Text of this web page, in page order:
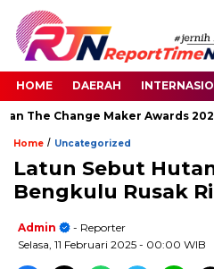
HOME DAERAH
The Change Maker Awards 2026
Home / Uncategorized
Latun Sebut
Bengkulu Rusak
Admin
- Reporter
Selasa, 11 Februari 2025 - 00:00 WIB